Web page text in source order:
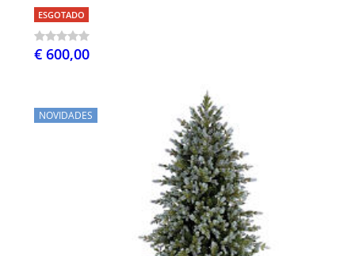
ESGOTADO
€ 600,00
NOVIDADES